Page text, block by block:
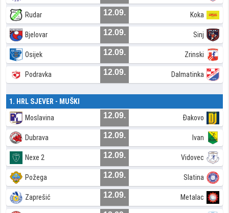
Rudar 12.09. Koka
Bjelovar 12.09. Sinj
Osijek 12.09. Zrinski
Podravka 12.09. Dalmatinka
1. HRL SJEVER - MUŠKI
Moslavina 12.09. Đakovo
Dubrava 12.09. Ivan
Nexe 2 12.09. Vidovec
Požega 12.09. Slatina
Zaprešić 12.09. Metalac